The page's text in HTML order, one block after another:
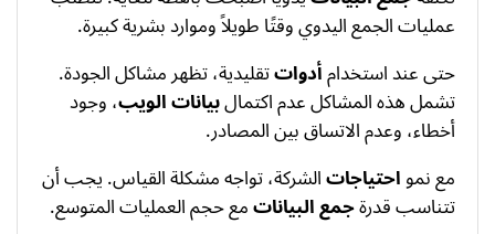
عمليات الجمع اليدوي وقتًا طويلاً وموارد بشرية كبيرة.
حتى عند استخدامأدواتتقليدية، تظهر مشاكل الجودة.
تشمل هذه المشاكل عدم اكتمالبيانات الويب، وجود
أخطاء، وعدم الاتساق بين المصادر.
مع نمواحتياجاتالشركة، تواجه مشكلة القياس. يجب أن
تتناسب قدرةجمع البياناتمع حجم العمليات المتوسع.